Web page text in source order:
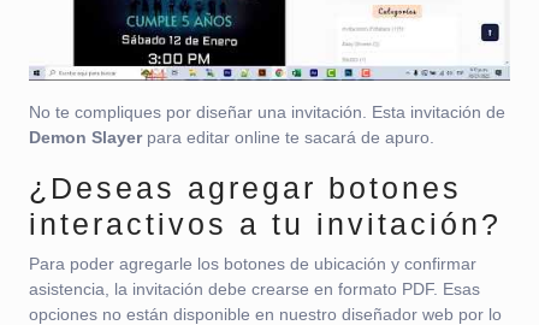
No te compliques por diseñar una invitación. Esta invitación de
Demon Slayer para editar online te sacará de apuro.
¿Deseas agregar botones
interactivos a tu invitación?
Para poder agregarle los botones de ubicación y confirmar
asistencia, la invitación debe crearse en formato PDF. Esas
opciones no están disponible en nuestro diseñador web por lo